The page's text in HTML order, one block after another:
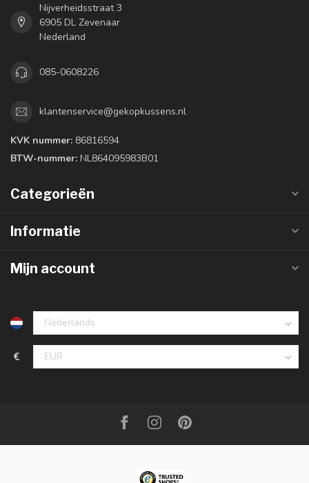
Nijverheidsstraat 3
6905 DL Zevenaar
Nederland
085-0608226
klantenservice@gekopkussens.nl
KVK nummer: 86816594
BTW-nummer: NL864095983B01
Categorieën
Informatie
Mijn account
€